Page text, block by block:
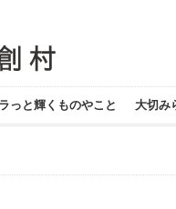
っと輝くものやこと 大切み